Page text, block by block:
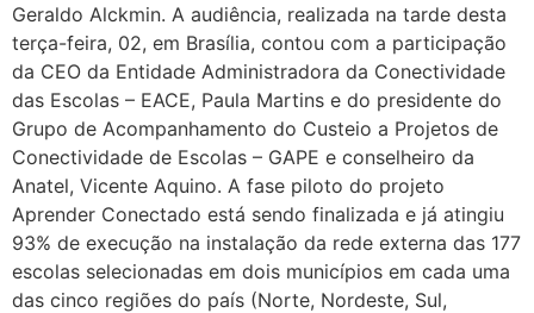
Geraldo Alckmin. A audiência, realizada na tarde desta
terça-feira, 02, em Brasília, contou com a participação
da CEO da Entidade Administradora da Conectividade
das Escolas – EACE, Paula Martins e do presidente do
Grupo de Acompanhamento do Custeio a Projetos de
Conectividade de Escolas – GAPE e conselheiro da
Anatel, Vicente Aquino. A fase piloto do projeto
Aprender Conectado está sendo finalizada e já atingiu
93% de execução na instalação da rede externa das 177
escolas selecionadas em dois municípios em cada uma
das cinco regiões do país (Norte, Nordeste, Sul,